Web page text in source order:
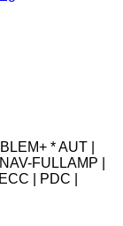
* AUT |
FULLAMP |
| PDC |